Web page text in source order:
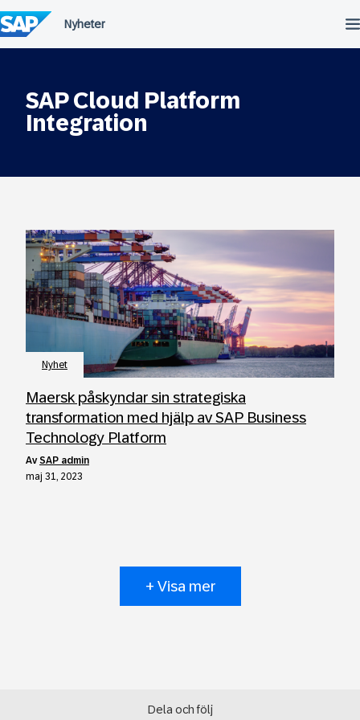
till
innehållet
SAP Cloud Platform
Integration
Nyhet
Maersk påskyndar sin strategiska
transformation med hjälp av SAP Business
Technology Platform
avSAP admin
maj 31, 2023
+ Visa mer
Dela och följ